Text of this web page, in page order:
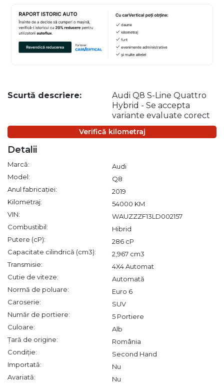
Scurtă descriere:
Audi Q8 S-Line Quattro
Hybrid - Se accepta
variante evaluate corect
Verifică kilometraj
Detalii
Marcă:
Audi
Model:
Q8
Anul fabricației:
2019
Kilometraj:
54000 KM
VIN:
WAUZZZF13LD002157
Combustibil:
Hibrid
Putere (cP):
286 cP
Capacitate cilindrică (cm3):
2,967 cm3
Transmisie:
4X4 Automat
Cutie de viteze:
Automată
Normă de poluare:
Euro 6
Caroserie:
SUV
Număr de portiere:
5 Portiere
Culoare:
Alb
Țară de origine:
România
Condiție:
Second Hand
Importată:
Nu
Avariată:
Nu